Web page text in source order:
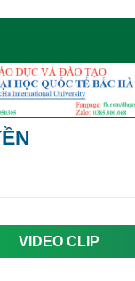
VIDEO CLIP